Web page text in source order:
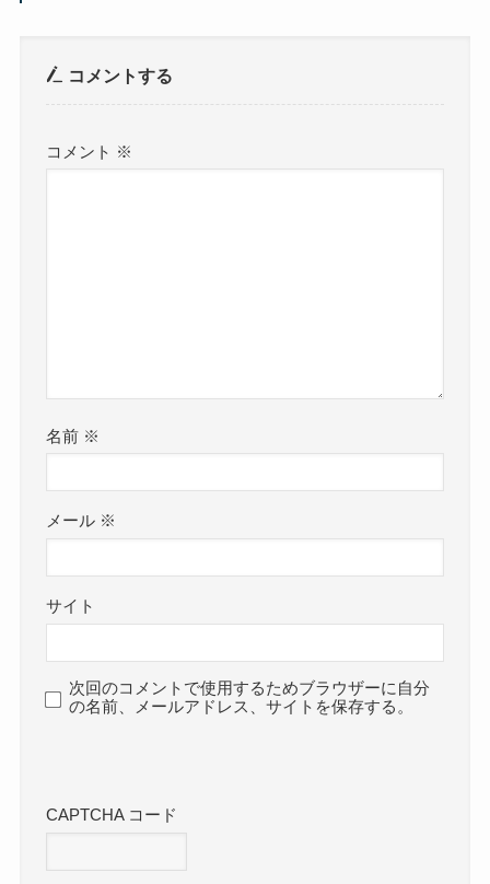
コメントする
コメント ※
名前 ※
メール ※
サイト
次回のコメントで使用するためブラウザーに自分
の名前、メールアドレス、サイトを保存する。
CAPTCHA コード